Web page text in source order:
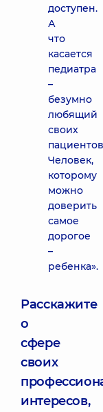
доступен.
А
что
касается
педиатра
–
безумно
любящий
своих
Человек,
которому
можно
доверить
самое
дорогое
–
ребенка».
Расскажите
о
сфере
своих
интересов,